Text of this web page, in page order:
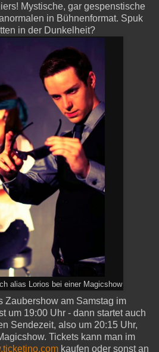
Mystische, gar gespenstische
in Bühnenformat. Spuk
in der Dunkelheit?
alias Lorios bei einer Magicshow
Zaubershow am Samstag im
um 19:00 Uhr - dann startet auch
Sendezeit, also um 20:15 Uhr,
Tickets kann man im
kaufen oder sonst an